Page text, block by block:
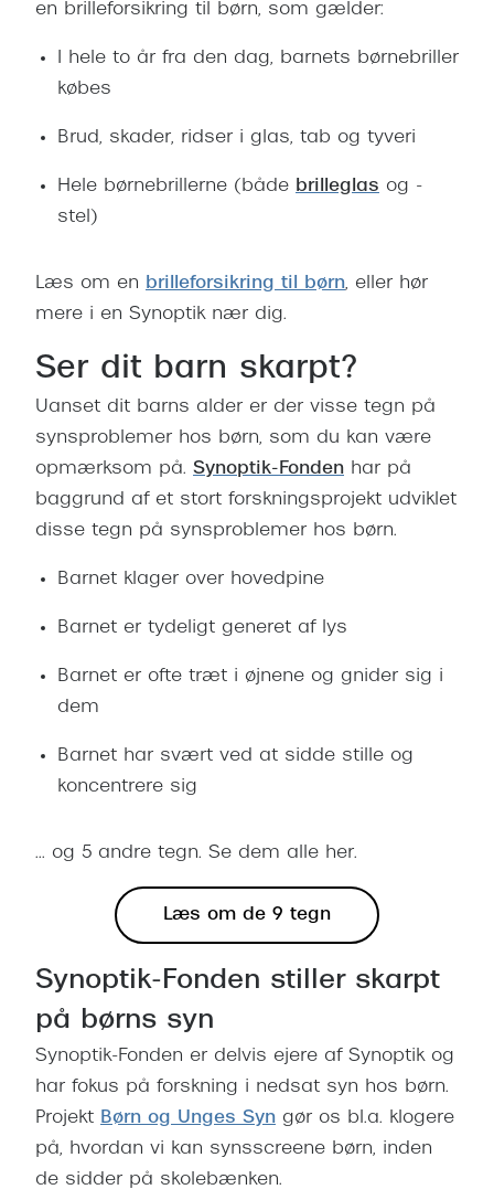
en brilleforsikring til børn, som gælder:
I hele to år fra den dag, barnets børnebriller
købes
Brud, skader, ridser i glas, tab og tyveri
Hele børnebrillerne (både brilleglas og -
stel)
Læs om en brilleforsikring til børn, eller hør
mere i en Synoptik nær dig.
Ser dit barn skarpt?
Uanset dit barns alder er der visse tegn på
synsproblemer hos børn, som du kan være
opmærksom på. Synoptik-Fonden har på
baggrund af et stort forskningsprojekt udviklet
disse tegn på synsproblemer hos børn.
Barnet klager over hovedpine
Barnet er tydeligt generet af lys
Barnet er ofte træt i øjnene og gnider sig i
dem
Barnet har svært ved at sidde stille og
koncentrere sig
... og 5 andre tegn. Se dem alle her.
Læs om de 9 tegn
Synoptik-Fonden stiller skarpt
på børns syn
Synoptik-Fonden er delvis ejere af Synoptik og
har fokus på forskning i nedsat syn hos børn.
Projekt Børn og Unges Syn gør os bl.a. klogere
på, hvordan vi kan synsscreene børn, inden
de sidder på skolebænken.